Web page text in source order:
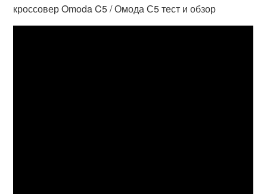
кроссовер Omoda C5 / Омода С5 тест и обзор